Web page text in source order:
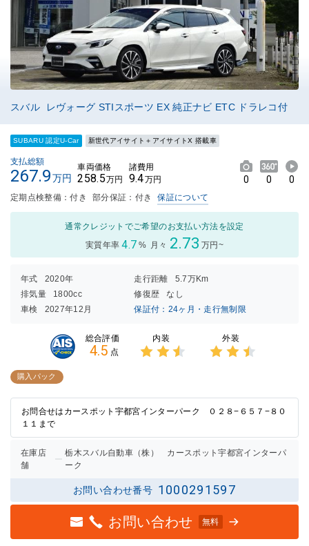
スバル レヴォーグ STIスポーツ EX 純正ナビ ETC ドラレコ付
SUBARU 認定U-Car 新世代アイサイト＋アイサイトX 搭載車
支払総額
267.9万円
車両価格
258.5万円
諸費用
9.4万円 0 0 0
定期点検整備：付き 部分保証：付き 保証について
通常クレジットでご希望のお支払い方法を設定
実質年率 4.7 % 月々 2.73 万円~
年式 2020年 走行距離
5.7万Km
排気量
1800cc 修復歴
なし
車検
2027年12月 保証付：24ヶ月・走行無制限
総合評価
4.5 点
内装 外装
購入パック
お問合せはカースポット宇都宮インターパーク ０２８−６５７−８０
１１まで
在庫店
舗
栃木スバル自動車（株） カースポット宇都宮インターパ
ーク
お問い合わせ番号 1000291597
お問い合わせ 無料